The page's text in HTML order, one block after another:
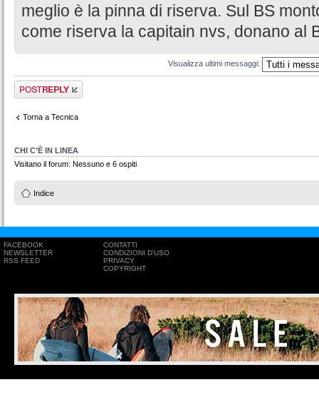
meglio è la pinna di riserva. Sul BS
come riserva la capitain nvs, donano al
Visualizza ultimi messaggi:
Rispondi al
messaggio
Torna a Tecnica
CHI C’È IN LINEA
Visitano il forum: Nessuno e 6 ospiti
Indice
FACEBOOK
NEWSLETTER
RSS FEED
CONTATTI
CONDIZIONI D'USO
PRIVACY
COPYRIGHT